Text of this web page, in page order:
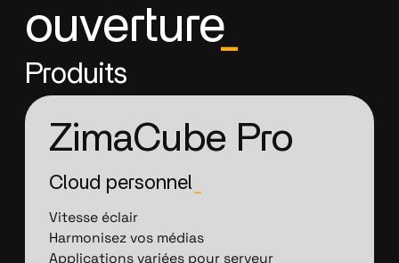
ouverture_
Produits
ZimaCube Pro
Cloud personnel
Vitesse éclair
Harmonisez vos médias
Applications variées pour serveur